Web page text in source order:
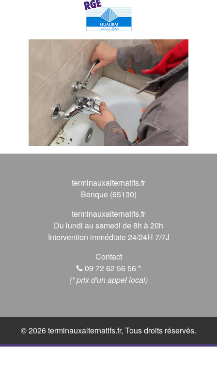
terminauxalternatifs.fr
Benque (65130)
terminauxalternatifs.fr
Du lundi au samedi de 8h à 20h
Intervention immédiate 24/24H 7/7J
Contact
09 72 62 56 56 *
(* prix d'un appel local)
© 2026 terminauxalternatifs.fr, Tous droits réservés.